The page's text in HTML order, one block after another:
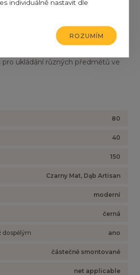
nábytku, ale také elegantním
vzhled, který se dokonale
zařízení. Díky své dostatečné
ukládání různých předmětů ve
80
40
150
Czarny Mat, Dąb Artisan
moderní
černá
dospělým ano
částečně smontované
net applicable
individuálně nastavit dle
ROZUMÍM